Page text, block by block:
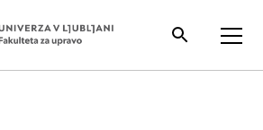
Iskalnik Odpri